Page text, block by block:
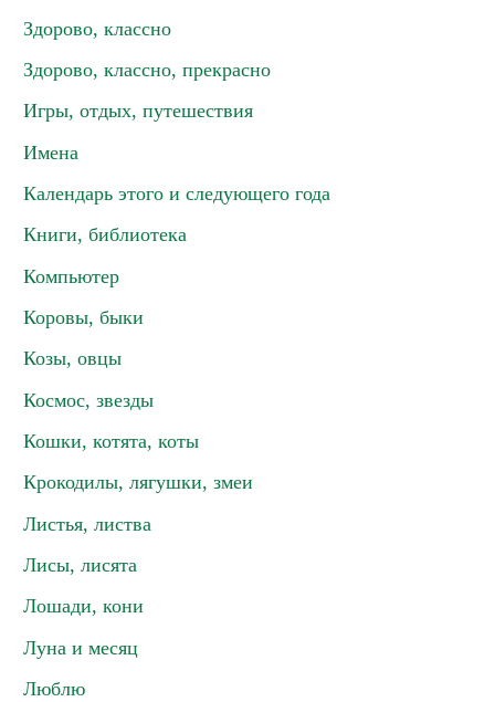
Здорово, классно
Здорово, классно, прекрасно
Игры, отдых, путешествия
Имена
Календарь этого и следующего года
Книги, библиотека
Компьютер
Коровы, быки
Козы, овцы
Космос, звезды
Кошки, котята, коты
Крокодилы, лягушки, змеи
Листья, листва
Лисы, лисята
Лошади, кони
Луна и месяц
Люблю